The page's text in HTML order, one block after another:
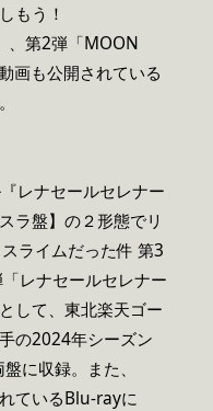
もう！
、第2弾「MOON
画も公開されている
レナセールセレナー
ラ盤】の２形態でリ
ライムだった件 第3
レナセールセレナー
して、東北楽天ゴー
の2024年シーズン
に収録。また、
ているBlu-rayに